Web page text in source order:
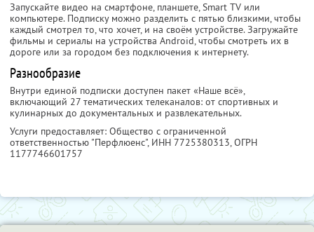
Запускайте видео на смартфоне, планшете, Smart TV или
компьютере. Подписку можно разделить с пятью близкими, чтобы
каждый смотрел то, что хочет, и на своём устройстве. Загружайте
фильмы и сериалы на устройства Android, чтобы смотреть их в
дороге или за городом без подключения к интернету.
Разнообразие
Внутри единой подписки доступен пакет «Наше всё»,
включающий 27 тематических телеканалов: от спортивных и
кулинарных до документальных и развлекательных.
Услуги предоставляет: Общество с ограниченной
ответственностью "Перфлюенс", ИНН 7725380313, ОГРН
1177746601757